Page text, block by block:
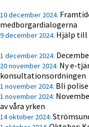
10 december 2024:
medborgardialogerna
9 december 2024: Hjälp till
1 december 2024:
20 november 2024: Ny e-
konsultationsordningen
1 november 2024: Bli
1 november 2024:
av våra yrken
14 oktober 2024: